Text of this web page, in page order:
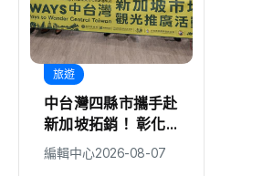
旅遊
中台灣四縣市攜手赴
新加坡拓銷！ 彰化
縣府率在地業者共推
深度旅遊
編輯中心2026-08-07